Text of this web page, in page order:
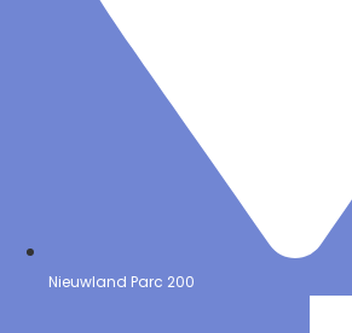
Nieuwland Parc 200